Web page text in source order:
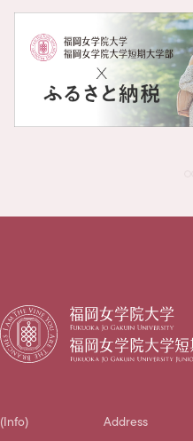
(Info) Address